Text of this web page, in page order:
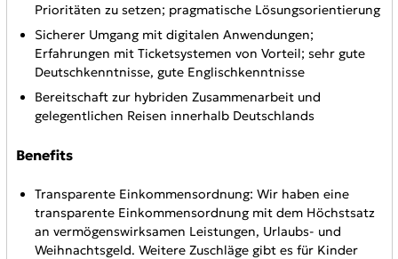
Prioritäten zu setzen; pragmatische Lösungsorientierung
Sicherer Umgang mit digitalen Anwendungen;
Erfahrungen mit Ticketsystemen von Vorteil; sehr gute
Deutschkenntnisse, gute Englischkenntnisse
Bereitschaft zur hybriden Zusammenarbeit und
gelegentlichen Reisen innerhalb Deutschlands
Benefits
Transparente Einkommensordnung: Wir haben eine
transparente Einkommensordnung mit dem Höchstsatz
an vermögenswirksamen Leistungen, Urlaubs- und
Weihnachtsgeld. Weitere Zuschläge gibt es für Kinder